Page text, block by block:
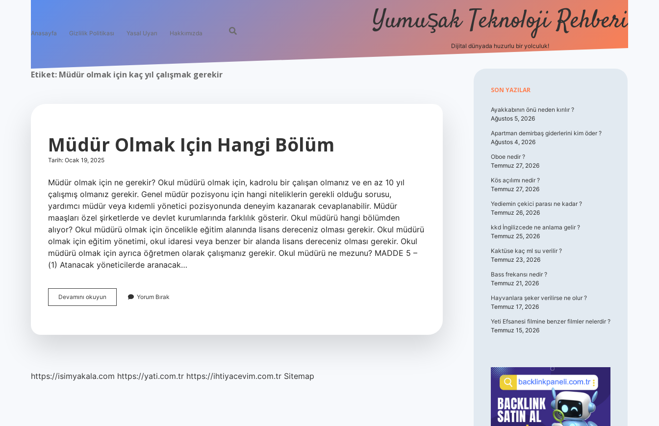
Anasayfa Gizlilik Politikası Yasal Uyarı Hakkımızda Yumuşak Teknoloji Rehberi
Dijital dünyada huzurlu bir yolculuk!
Etiket: Müdür olmak için kaç yıl çalışmak gerekir
Müdür Olmak Için Hangi Bölüm
Tarih: Ocak 19, 2025
Müdür olmak için ne gerekir? Okul müdürü olmak için, kadrolu bir çalışan olmanız ve en az 10 yıl
çalışmış olmanız gerekir. Genel müdür pozisyonu için hangi niteliklerin gerekli olduğu sorusu,
yardımcı müdür veya kıdemli yönetici pozisyonunda deneyim kazanarak cevaplanabilir. Müdür
maaşları özel şirketlerde ve devlet kurumlarında farklılık gösterir. Okul müdürü hangi bölümden
alıyor? Okul müdürü olmak için öncelikle eğitim alanında lisans dereceniz olması gerekir. Okul müdürü
olmak için eğitim yönetimi, okul idaresi veya benzer bir alanda lisans dereceniz olması gerekir. Okul
müdürü olmak için ayrıca öğretmen olarak çalışmanız gerekir. Okul müdürü ne mezunu? MADDE 5 –
(1) Atanacak yöneticilerde aranacak…
Devamını okuyun
Olmak
Yorum Bırak
https://isimyakala.com https://yati.com.tr https://ihtiyacevim.com.tr Sitemap
Sidebar
SON YAZILAR
Ayakkabının önü neden kırılır ?
Ağustos 5, 2026
Apartman demirbaş giderlerini kim öder ?
Ağustos 4, 2026
Oboe nedir ?
Temmuz 27, 2026
Kös açılımı nedir ?
Temmuz 27, 2026
Yediemin çekici parası ne kadar ?
Temmuz 26, 2026
kkd İngilizcede ne anlama gelir ?
Temmuz 25, 2026
Kaktüse kaç ml su verilir ?
Temmuz 23, 2026
Bass frekansı nedir ?
Temmuz 21, 2026
Hayvanlara şeker verilirse ne olur ?
Temmuz 17, 2026
Yeti Efsanesi filmine benzer filmler nelerdir ?
Temmuz 15, 2026